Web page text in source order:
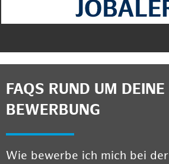
FAQS RUND UM DEINE
BEWERBUNG
Wie bewerbe ich mich bei der